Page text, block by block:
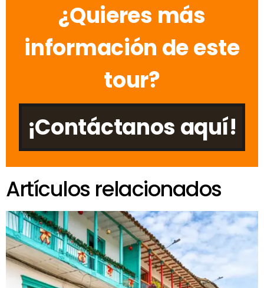
¿Quieres más
información de este
tour?
¡Contáctanos aquí!
Artículos relacionados